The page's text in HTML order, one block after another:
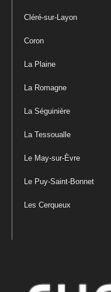
Cléré-sur-Layon
Coron
La Plaine
La Romagne
La Séguinière
La Tessoualle
Le May-sur-Èvre
Le Puy-Saint-Bonnet
Les Cerqueux